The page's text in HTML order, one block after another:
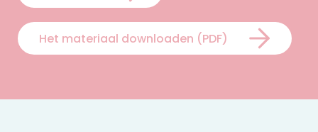
Het materiaal downloaden (PDF)